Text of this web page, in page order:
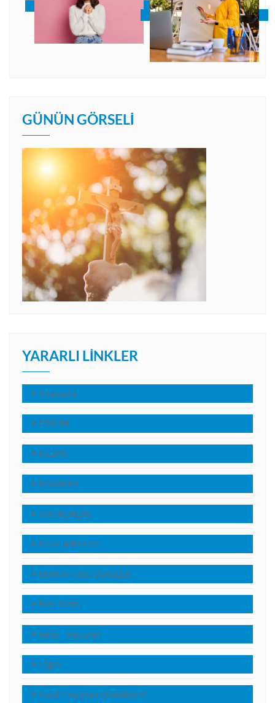
GÜNÜN GÖRSELI
YARARLI LINKLER
Anasayfa
FORUM
MEDYA
Makaleler
TANIKLIKLAR
Kilise Adresleri
GÖRÜNTÜLÜ DERSLER
Bize Yazın
Giriş – Register
Login
Nasıl Hristiyan Olabilirim?